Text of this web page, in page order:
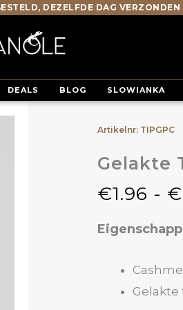
DEZELFDE DAG VERZONDEN
DEALS BLOG SLOWIANKA
Artikelnr: TIPGPC
Gelakte
€1.96 - €
Gelakte